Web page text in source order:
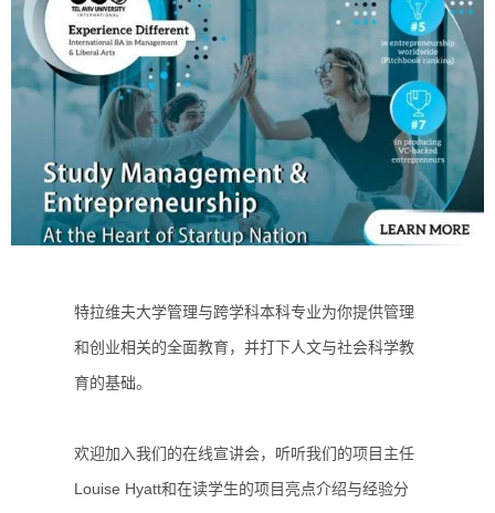
特拉维夫大学管理与跨学科本科专业为你提供管理
和创业相关的全面教育，并打下人文与社会科学教
育的基础。
欢迎加入我们的在线宣讲会，听听我们的项目主任
Louise Hyatt和在读学生的项目亮点介绍与经验分